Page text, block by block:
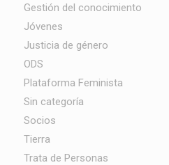
Gestión del conocimiento
Jóvenes
Justicia de género
ODS
Plataforma Feminista
Sin categoría
Socios
Tierra
Trata de Personas